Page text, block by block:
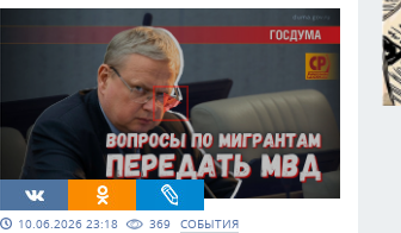
10.06.2026 23:18 369 СОБЫТИЯ